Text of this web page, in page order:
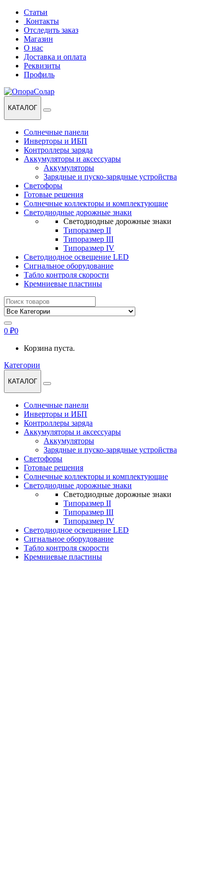
Перейти
навигации
Перейти
содержанию
Статьи
Контакты
Отследить заказ
Магазин
О нас
Доставка и оплата
Реквизиты
Профиль
КАТАЛОГ
Солнечные панели
Инверторы и ИБП
Контроллеры заряда
Аккумуляторы и аксессуары
Аккумуляторы
Зарядные и пуско-зарядные устройства
Светофоры
Готовые решения
Солнечные коллекторы и комплектующие
Светодиодные дорожные знаки
Светодиодные дорожные знаки
Типоразмер II
Типоразмер III
Типоразмер IV
Светодиодное освещение LED
Сигнальное оборудование
Табло контроля скорости
Кремниевые пластины
Найти:
0 ₽0
Корзина пуста.
Категории
КАТАЛОГ
Солнечные панели
Инверторы и ИБП
Контроллеры заряда
Аккумуляторы и аксессуары
Аккумуляторы
Зарядные и пуско-зарядные устройства
Светофоры
Готовые решения
Солнечные коллекторы и комплектующие
Светодиодные дорожные знаки
Светодиодные дорожные знаки
Типоразмер II
Типоразмер III
Типоразмер IV
Светодиодное освещение LED
Сигнальное оборудование
Табло контроля скорости
Кремниевые пластины